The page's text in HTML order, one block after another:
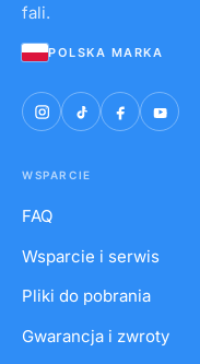
fali.
POLSKA MARKA
WSPARCIE
FAQ
Wsparcie i serwis
Pliki do pobrania
Gwarancja i zwroty